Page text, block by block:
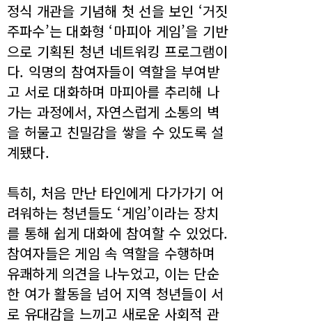
정식 개관을 기념해 첫 선을 보인 ‘거짓
주파수’는 대화형 ‘마피아 게임’을 기반
으로 기획된 청년 네트워킹 프로그램이
다. 익명의 참여자들이 역할을 부여받
고 서로 대화하며 마피아를 추리해 나
가는 과정에서, 자연스럽게 소통의 벽
을 허물고 친밀감을 쌓을 수 있도록 설
계됐다.
특히, 처음 만난 타인에게 다가가기 어
려워하는 청년들도 ‘게임’이라는 장치
를 통해 쉽게 대화에 참여할 수 있었다.
참여자들은 게임 속 역할을 수행하며
유쾌하게 의견을 나누었고, 이는 단순
한 여가 활동을 넘어 지역 청년들이 서
로 유대감을 느끼고 새로운 사회적 관